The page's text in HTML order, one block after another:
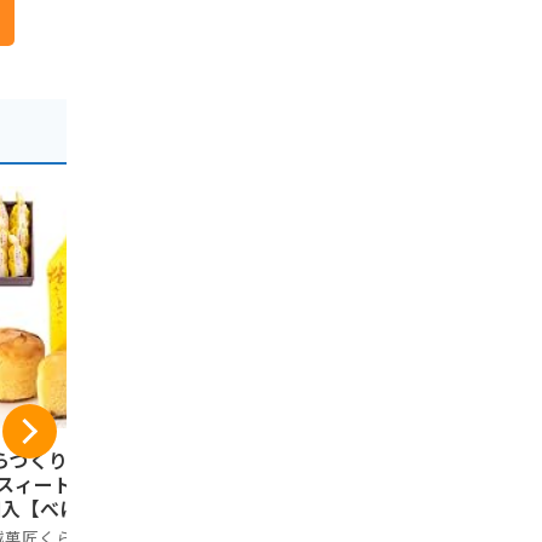
づくり本舗 芋菓
ィートポテト 1
【べにあかく
川越名物 のし